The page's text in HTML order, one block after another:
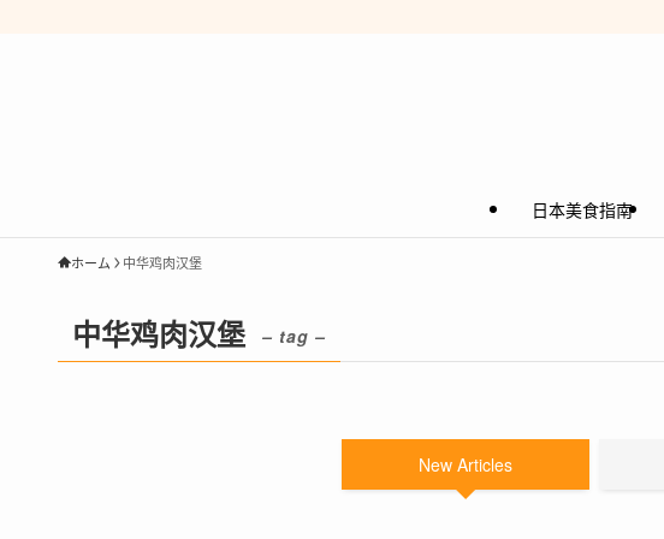
日本美食指南
ホーム 中华鸡肉汉堡
中华鸡肉汉堡 – tag –
New Articles